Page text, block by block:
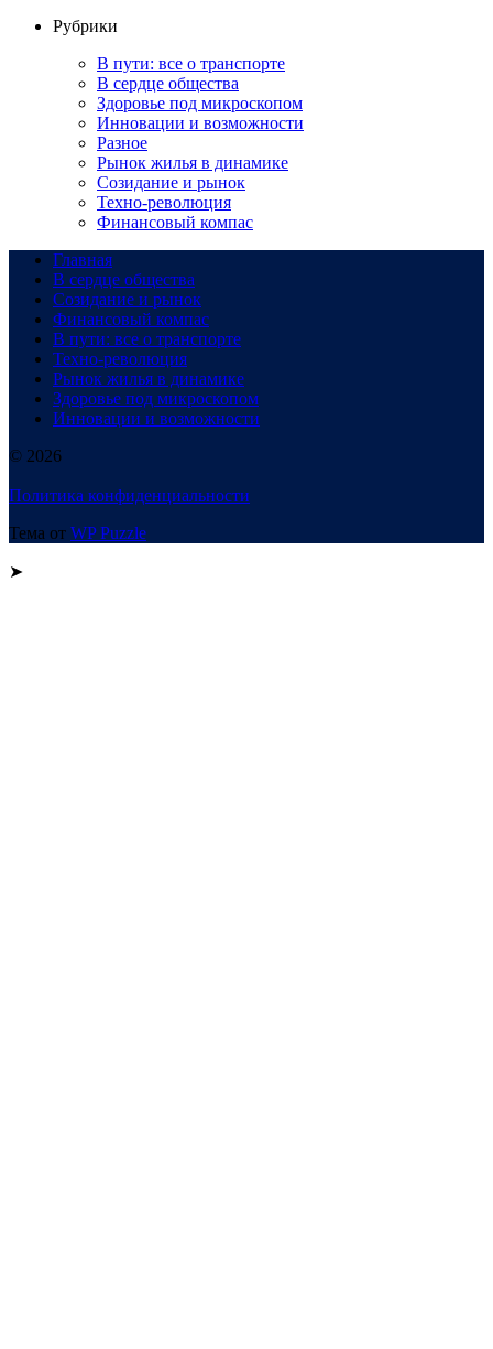
Рубрики
В пути: все о транспорте
В сердце общества
Здоровье под микроскопом
Инновации и возможности
Разное
Рынок жилья в динамике
Созидание и рынок
Техно-революция
Финансовый компас
Главная
В сердце общества
Созидание и рынок
Финансовый компас
В пути: все о транспорте
Техно-революция
Рынок жилья в динамике
Здоровье под микроскопом
Инновации и возможности
© 2026
Политика конфиденциальности
Тема от WP Puzzle
➤